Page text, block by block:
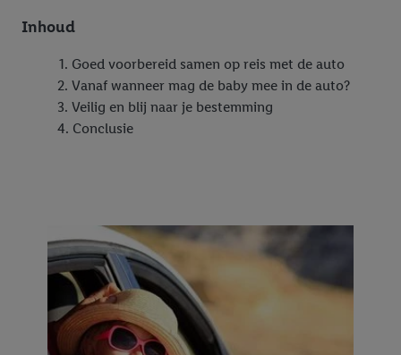
Inhoud
Goed voorbereid samen op reis met de auto
Vanaf wanneer mag de baby mee in de auto?
Veilig en blij naar je bestemming
Conclusie